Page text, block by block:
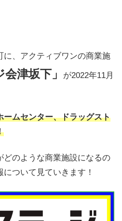
に、アクティブワンの商業施
津坂下」
が2022年11月
ームセンター、ドラッグスト
どのような商業施設になるの
ついて見ていきます！